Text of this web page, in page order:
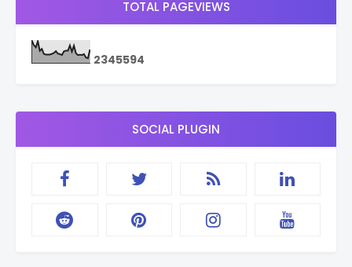
TOTAL PAGEVIEWS
2345594
SOCIAL PLUGIN